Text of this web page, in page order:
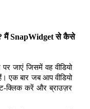
मैं SnapWidget से कैसे
जाएं जिसमें वह वीडियो
एक बार जब आप वीडियो
क्लिक करें और ब्राउज़र